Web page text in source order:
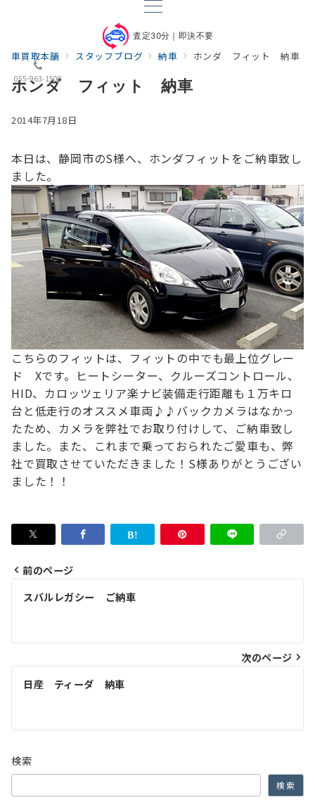
査定30分｜即決不要
055-963-1500
車買取本舗 スタッフブログ 納車 ホンダ フィット 納車
ホンダ フィット 納車
2014年7月18日
本日は、静岡市のS様へ、ホンダフィットをご納車致し
ました。
こちらのフィットは、フィットの中でも最上位グレー
ド Xです。 ヒートシーター、クルーズコントロール、
HID、カロッツェリア楽ナビ装備走行距離も１万キロ
台と低走行のオススメ車両♪♪ バックカメラはなかっ
たため、カメラを弊社でお取り付けして、ご納車致し
ました。 また、これまで乗っておられたご愛車も、弊
社で買取させていただきました！ S様ありがとうござい
ました！！
投
ビ
ゲ
シ
ョ
ン
前のページ
スバルレガシー ご納車
次のページ
日産 ティーダ 納車
検索
検索